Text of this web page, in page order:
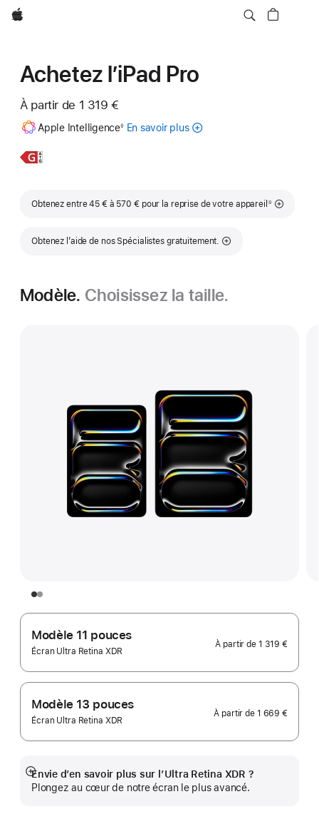
Apple
Achetez l’iPad Pro
À partir de 1 319 €
Apple Intelligencede
◊ En savoir plussur
En
Obtenez entre 45 € à 570 € pour la reprise de votre appareil
Note de bas de page
①
Obtenez l’aide de nos Spécialistes gratuitement.
Modèle. Choisissez la taille.
Modèle 11 pouces
Écran Ultra Retina XDR
À partir de 1 319 €
Modèle 13 pouces
Écran Ultra Retina XDR
À partir de 1 669 €
Envie d’en savoir plus sur l’Ultra Retina XDR ?
Plongez au cœur de notre écran le plus avancé.
Afficher
plus